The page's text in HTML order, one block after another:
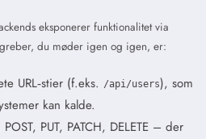
eksponerer funktionalitet via
du møder igen og igen, er:
URL‑stier (f.eks. /api/users), som
kan kalde.
POST, PUT, PATCH, DELETE – der